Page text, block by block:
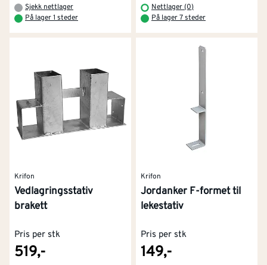
Sjekk nettlager
På lager 1 steder
Nettlager (0)
På lager 7 steder
Krifon
Vedlagringsstativ
brakett
Pris per stk
519,-
Krifon
Jordanker F-formet til
lekestativ
Pris per stk
149,-